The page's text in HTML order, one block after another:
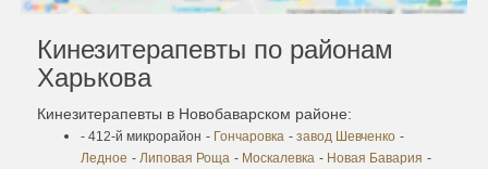
Кинезитерапевты по районам
Харькова
Кинезитерапевты в Новобаварском районе:
- 412-й микрорайон - Гончаровка - завод Шевченко -
Ледное - Липовая Роща - Москалевка - Новая Бавария -